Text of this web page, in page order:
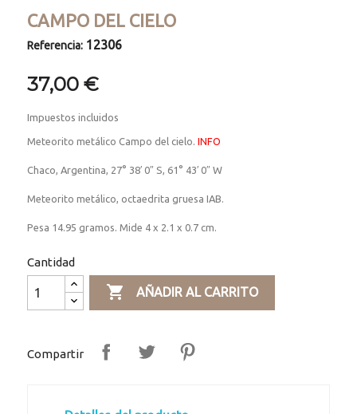
CAMPO DEL CIELO
Referencia: 12306
37,00 €
Impuestos incluidos
Meteorito metálico Campo del cielo. INFO
Chaco, Argentina, 27° 38′ 0″ S, 61° 43′ 0″ W
Meteorito metálico, octaedrita gruesa IAB.
Pesa 14.95 gramos. Mide 4 x 2.1 x 0.7 cm.
Cantidad
 AÑADIR AL CARRITO
Compartir